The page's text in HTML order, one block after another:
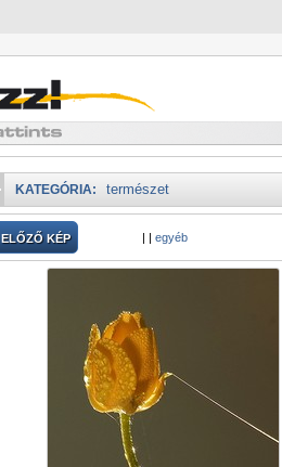
KATEGÓRIA: természet
ELŐZŐ KÉP | | egyéb